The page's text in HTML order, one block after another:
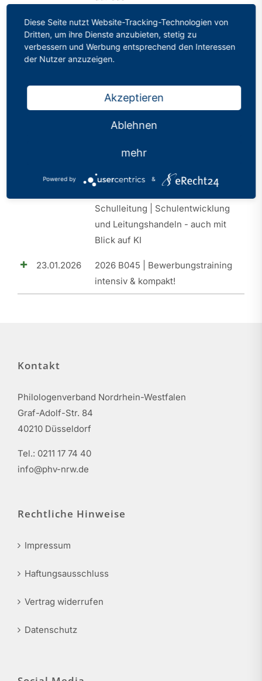
(EFV)
25.09.2026
2026 B049 | SLQ II | Elemente der
2026 B050 | Perspektive A15 |
Aufstiegschancen im Schuldienst
Aufstiegschancen im Schuldienst
20.03.2026
2026 B046 | SLQ I |
Schulleitung | Schulentwicklung
und Leitungshandeln - auch mit
Blick auf KI
23.01.2026
2026 B045 | Bewerbungstraining
intensiv & kompakt!
Kontakt
Philologenverband Nordrhein-Westfalen
Graf-Adolf-Str. 84
40210 Düsseldorf
Tel.: 0211 17 74 40
info@phv-nrw.de
Rechtliche Hinweise
Impressum
Haftungsausschluss
Vertrag widerrufen
Datenschutz
Diese Seite nutzt Website-Tracking-Technologien von
Dritten, um ihre Dienste anzubieten, stetig zu
verbessern und Werbung entsprechend den Interessen
der Nutzer anzuzeigen.
Akzeptieren
Ablehnen
mehr
Powered by &